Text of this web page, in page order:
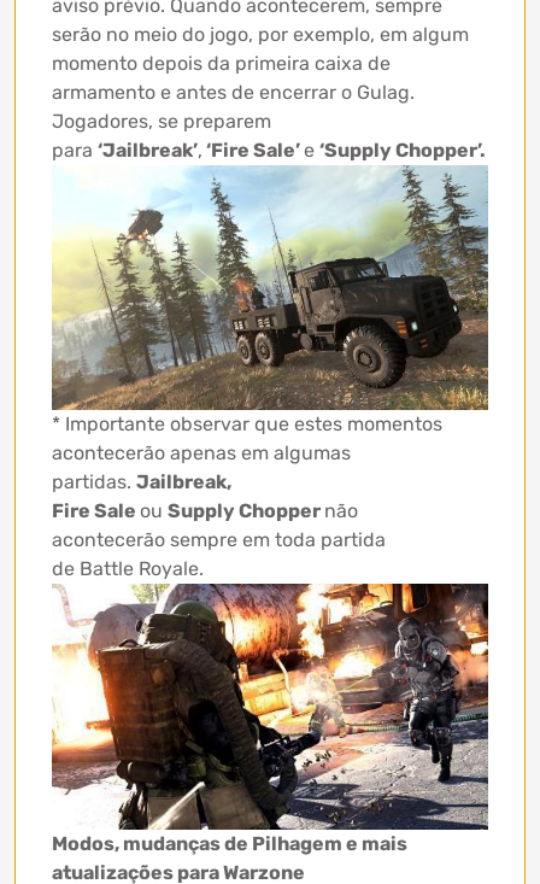
aviso prévio. Quando acontecerem, sempre
serão no meio do jogo, por exemplo, em algum
momento depois da primeira caixa de
armamento e antes de encerrar o Gulag.
Jogadores, se preparem
para ‘Jailbreak’, ‘Fire Sale’e ‘Supply Chopper’.
* Importante observar que estes momentos
acontecerão apenas em algumas
partidas. Jailbreak,
Fire Sale ou Supply Chopper não
acontecerão sempre em toda partida
de Battle Royale.
Modos, mudanças de Pilhagem e mais
atualizações para Warzone